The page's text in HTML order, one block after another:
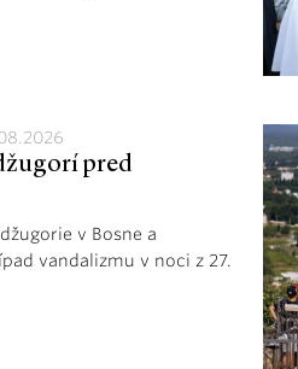
pred
v Bosne a
vandalizmu v noci z 27.